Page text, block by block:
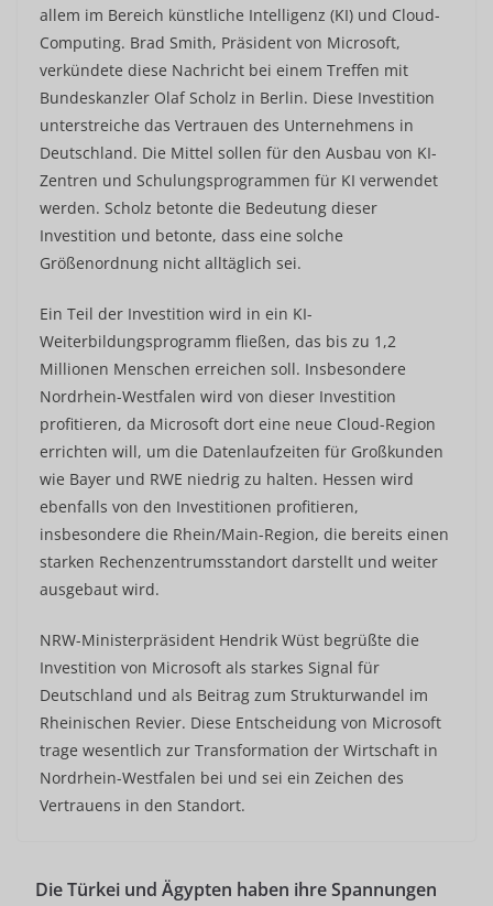
allem im Bereich künstliche Intelligenz (KI) und Cloud-
Computing. Brad Smith, Präsident von Microsoft,
verkündete diese Nachricht bei einem Treffen mit
Bundeskanzler Olaf Scholz in Berlin. Diese Investition
unterstreiche das Vertrauen des Unternehmens in
Deutschland. Die Mittel sollen für den Ausbau von KI-
Zentren und Schulungsprogrammen für KI verwendet
werden. Scholz betonte die Bedeutung dieser
Investition und betonte, dass eine solche
Größenordnung nicht alltäglich sei.
Ein Teil der Investition wird in ein KI-
Weiterbildungsprogramm fließen, das bis zu 1,2
Millionen Menschen erreichen soll. Insbesondere
Nordrhein-Westfalen wird von dieser Investition
profitieren, da Microsoft dort eine neue Cloud-Region
errichten will, um die Datenlaufzeiten für Großkunden
wie Bayer und RWE niedrig zu halten. Hessen wird
ebenfalls von den Investitionen profitieren,
insbesondere die Rhein/Main-Region, die bereits einen
starken Rechenzentrumsstandort darstellt und weiter
ausgebaut wird.
NRW-Ministerpräsident Hendrik Wüst begrüßte die
Investition von Microsoft als starkes Signal für
Deutschland und als Beitrag zum Strukturwandel im
Rheinischen Revier. Diese Entscheidung von Microsoft
trage wesentlich zur Transformation der Wirtschaft in
Nordrhein-Westfalen bei und sei ein Zeichen des
Vertrauens in den Standort.
Die Türkei und Ägypten haben ihre Spannungen